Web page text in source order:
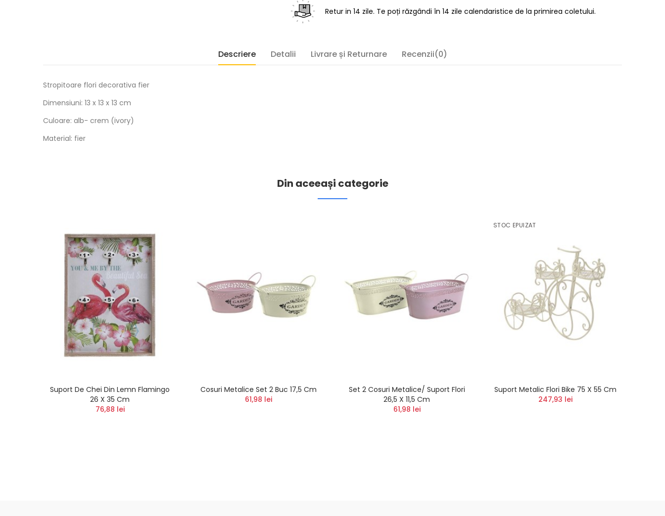
Retur in 14 zile. Te poți răzgândi în 14 zile calendaristice de la primirea coletului.
Descriere Detalii Livrare și Returnare Recenzii(0)
Stropitoare flori decorativa fier
Dimensiuni: 13 x 13 x 13 cm
Culoare: alb- crem (ivory)
Material: fier
Din aceeași categorie
Suport De Chei Din Lemn Flamingo
26 X 35 Cm
76,88 lei
Cosuri Metalice Set 2 Buc 17,5 Cm
61,98 lei
Set 2 Cosuri Metalice/ Suport Flori
26,5 X 11,5 Cm
61,98 lei
STOC EPUIZAT
Suport Metalic Flori Bike 75 X 55 Cm
247,93 lei